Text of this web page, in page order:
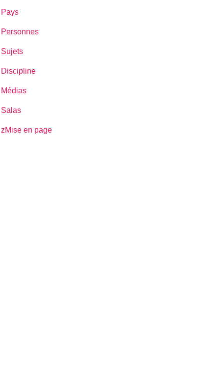
Pays
Personnes
Sujets
Discipline
Médias
Salas
zMise en page